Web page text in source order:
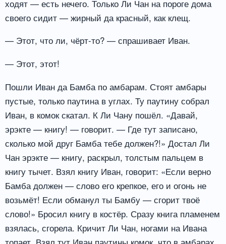
ходят — есть нечего. Только Ли Чан на пороге дома
своего сидит — жирный да красный, как клещ.
— Этот, что ли, чёрт-то? — спрашивает Иван.
— Этот, этот!
Пошли Иван да Бамба по амбарам. Стоят амбары
пустые, только паутина в углах. Ту паутину собрал
Иван, в комок скатал. К Ли Чану пошёл. «Давай,
эрэкте — книгу! — говорит. — Где тут записано,
сколько мой друг Бамба тебе должен?!» Достал Ли
Чан эрэкте — книгу, раскрыл, толстым пальцем в
книгу тычет. Взял книгу Иван, говорит: «Если верно
Бамба должен — слово его крепкое, его и огонь не
возьмёт! Если обманул ты Бамбу — сгорит твоё
слово!» Бросил книгу в костёр. Сразу книга пламенем
взялась, сгорела. Кричит Ли Чан, ногами на Ивана